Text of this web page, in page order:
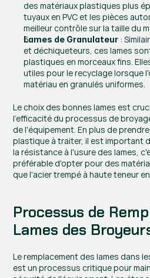
des matériaux plastiques plus
tuyaux en PVC et les pièces
meilleur contrôle sur la taille du
Lames de Granulateur :
et déchiqueteurs, ces lames
plastiques en morceaux fins.
utiles pour le recyclage lorsque
matériau en granulés uniformes.
Le choix des bonnes lames est
l'efficacité du processus de
de l'équipement. En plus de
plastique à traiter, il est important
la résistance à l'usure des lames,
préférable d'opter pour des
que l'acier trempé à haute teneur
Processus de
Lames des
Le remplacement des lames dans
est un processus critique pour